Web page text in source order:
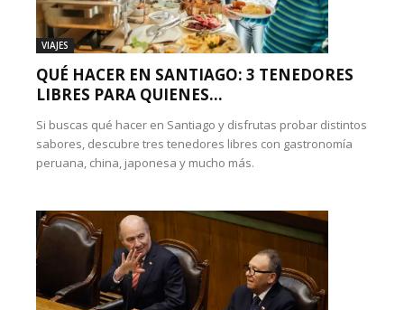
VIAJES
QUÉ HACER EN SANTIAGO: 3 TENEDORES
LIBRES PARA QUIENES...
Si buscas qué hacer en Santiago y disfrutas probar distintos
sabores, descubre tres tenedores libres con gastronomía
peruana, china, japonesa y mucho más.